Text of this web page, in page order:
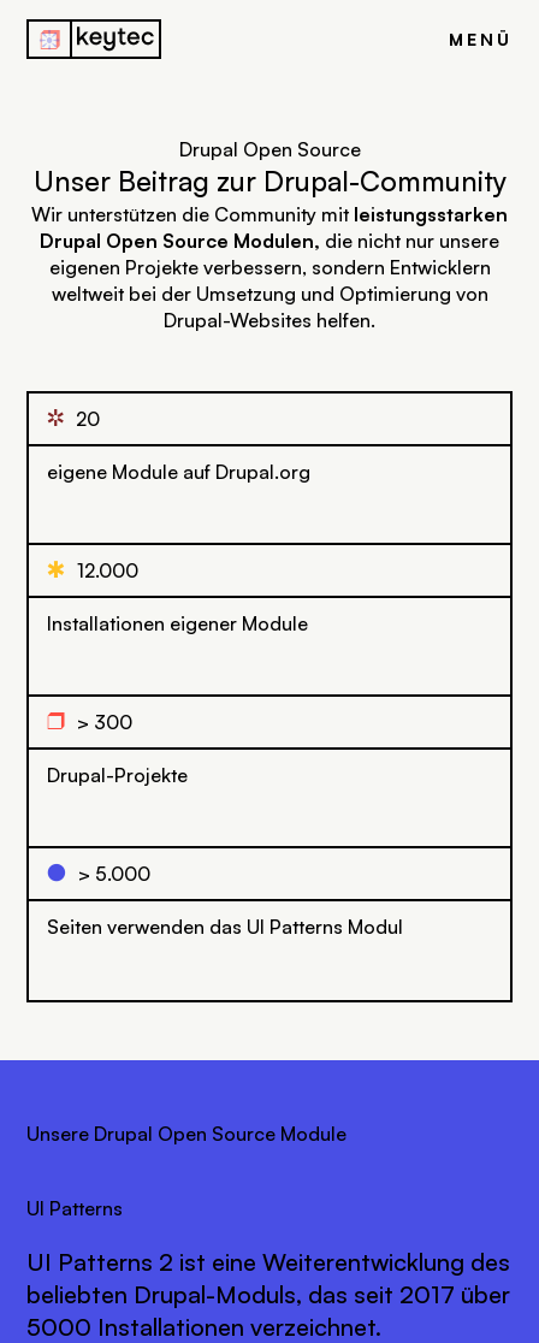
j MENÜ
Drupal Open Source
Unser Beitrag zur Drupal-Community
Wir unterstützen die Community mit leistungsstarken
Drupal Open Source Modulen, die nicht nur unsere
eigenen Projekte verbessern, sondern Entwicklern
weltweit bei der Umsetzung und Optimierung von
Drupal-Websites helfen.
R 20
eigene Module auf Drupal.org
Q 12.000
Installationen eigener Module
r > 300
Drupal-Projekte
l > 5.000
Seiten verwenden das UI Patterns Modul
Unsere Drupal Open Source Module
UI Patterns
UI Patterns 2 ist eine Weiterentwicklung des
beliebten Drupal-Moduls, das seit 2017 über
5000 Installationen verzeichnet.